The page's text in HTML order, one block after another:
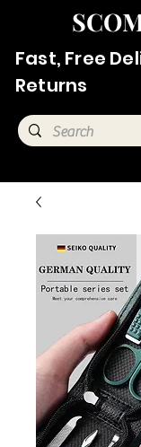
Fast, Free
Returns